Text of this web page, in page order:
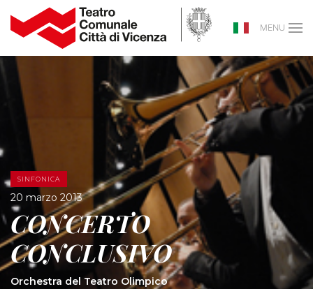
MENU
SINFONICA
20 marzo 2013
CONCERTO
CONCLUSIVO
Orchestra del Teatro Olimpico